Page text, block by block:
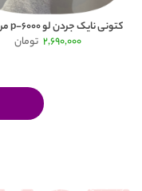
کتونی نایک جردن لو SB مردانه سفی ...
2,200,000 تومان